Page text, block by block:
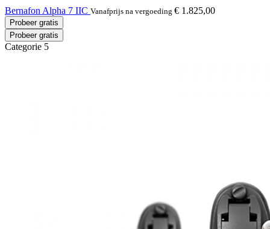
Bernafon Alpha 7 IIC Vanafprijs na vergoeding € 1.825,00
Probeer gratis
Probeer gratis
Categorie 5